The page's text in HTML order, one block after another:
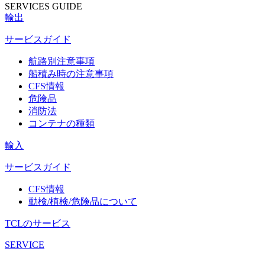
SERVICES GUIDE
輸出
サービスガイド
航路別注意事項
船積み時の注意事項
CFS情報
危険品
消防法
コンテナの種類
輸入
サービスガイド
CFS情報
動検/植検/危険品について
TCLのサービス
SERVICE